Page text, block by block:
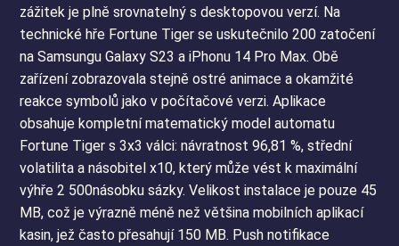
zážitek je plně srovnatelný s desktopovou verzí. Na
technické hře Fortune Tiger se uskutečnilo 200 zatočení
na Samsungu Galaxy S23 a iPhonu 14 Pro Max. Obě
zařízení zobrazovala stejně ostré animace a okamžité
reakce symbolů jako v počítačové verzi. Aplikace
obsahuje kompletní matematický model automatu
Fortune Tiger s 3x3 válci: návratnost 96,81 %, střední
volatilita a násobitel x10, který může vést k maximální
výhře 2 500násobku sázky. Velikost instalace je pouze 45
MB, což je výrazně méně než většina mobilních aplikací
kasin, jež často přesahují 150 MB. Push notifikace